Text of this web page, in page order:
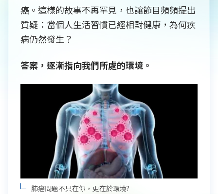
癌。這樣的故事不再罕見，也讓節目頻頻提出
質疑：當個人生活習慣已經相對健康，為何疾
病仍然發生？
答案，逐漸指向我們所處的環境。
肺癌問題不只在你，更在於環境?